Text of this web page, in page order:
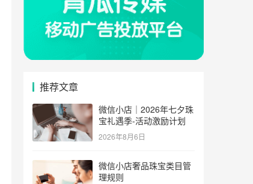
推荐文章
微信小店｜2026年七夕珠
宝礼遇季-活动激励计划
2026年8月6日
微信小店奢品珠宝类目管
理规则